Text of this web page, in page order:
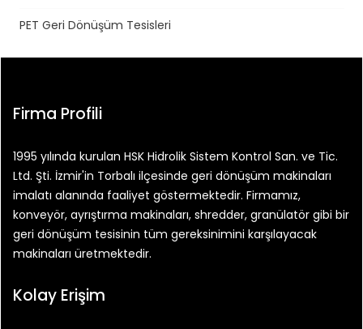
PET Geri Dönüşüm Tesisleri
Firma Profili
1995 yılında kurulan HSK Hidrolik Sistem Kontrol San. ve Tic.
Ltd. Şti. İzmir'in Torbalı ilçesinde geri dönüşüm makinaları
imalatı alanında faaliyet göstermektedir. Firmamız,
konveyör, ayrıştırma makinaları, shredder, granülatör gibi bir
geri dönüşüm tesisinin tüm gereksinimini karşılayacak
makinaları üretmektedir.
Kolay Erişim